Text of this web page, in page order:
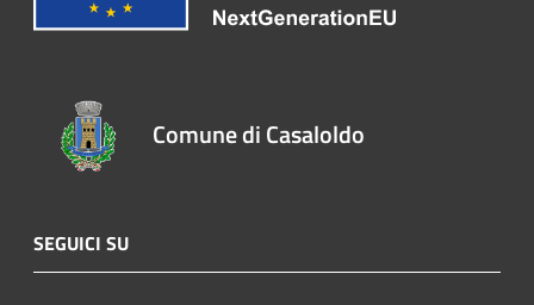
Comune di Casaloldo
SEGUICI SU